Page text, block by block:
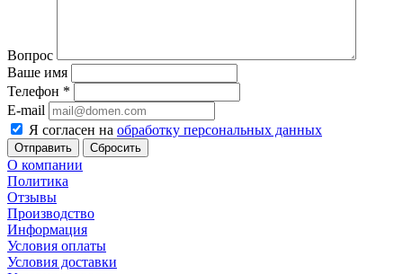
Вопрос
Ваше имя
Телефон *
E-mail
Я согласен на обработку персональных данных
Сбросить
О компании
Политика
Отзывы
Производство
Информация
Условия оплаты
Условия доставки